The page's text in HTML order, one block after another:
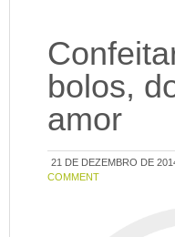
bolos,
amor
21 DE DEZEMBRO DE
COMMENT